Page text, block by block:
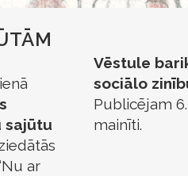
sajūtu
ar
Vēstule
sociālo
Publicējam
mainīti.